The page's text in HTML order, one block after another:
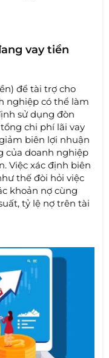
vay tiền
để tài trợ cho
nghiệp có thể làm
sử dụng đòn
chi phí lãi vay
biên lợi nhuận
của doanh nghiệp
Việc xác định biên
thế đòi hỏi việc
khoản nợ cùng
tỷ lệ nợ trên tài